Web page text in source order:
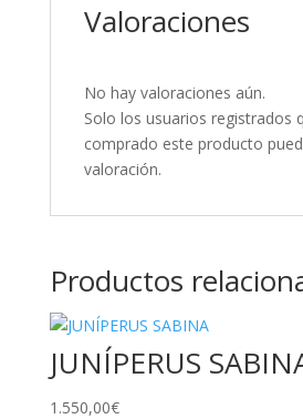
Valoraciones
No hay valoraciones aún.
Solo los usuarios registrados
comprado este producto
valoración.
Productos
JUNÍPERUS
1.550,00€